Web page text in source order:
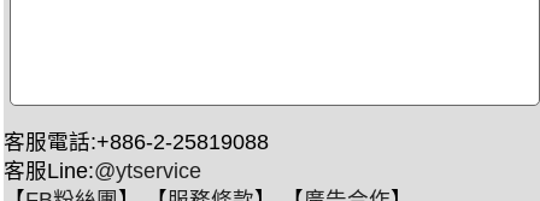
客服電話:+886-2-25819088
客服Line:@ytservice